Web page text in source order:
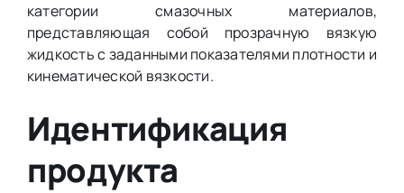
категории смазочных материалов,
представляющая собой прозрачную вязкую
жидкость с заданными показателями плотности и
кинематической вязкости.
Идентификация
продукта